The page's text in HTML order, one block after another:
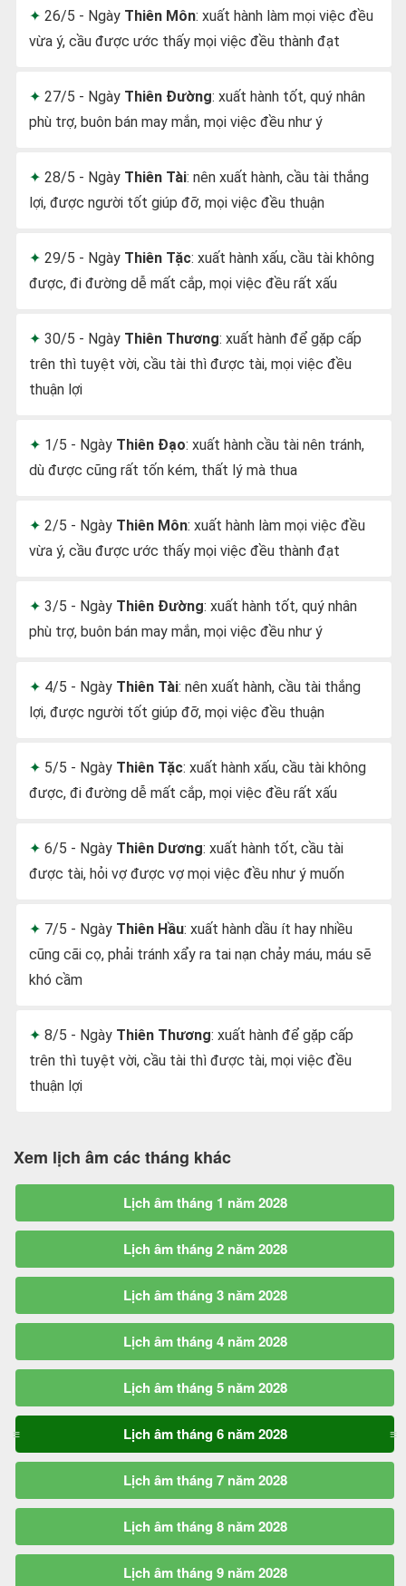
26/5 - Ngày Thiên Môn: xuất hành làm mọi việc đều
vừa ý, cầu được ước thấy mọi việc đều thành đạt
27/5 - Ngày Thiên Đường: xuất hành tốt, quý nhân
phù trợ, buôn bán may mắn, mọi việc đều như ý
28/5 - Ngày Thiên Tài: nên xuất hành, cầu tài thắng
lợi, được người tốt giúp đỡ, mọi việc đều thuận
29/5 - Ngày Thiên Tặc: xuất hành xấu, cầu tài không
được, đi đường dễ mất cắp, mọi việc đều rất xấu
30/5 - Ngày Thiên Thương: xuất hành để gặp cấp
trên thì tuyệt vời, cầu tài thì được tài, mọi việc đều
thuận lợi
1/5 - Ngày Thiên Đạo: xuất hành cầu tài nên tránh,
dù được cũng rất tốn kém, thất lý mà thua
2/5 - Ngày Thiên Môn: xuất hành làm mọi việc đều
vừa ý, cầu được ước thấy mọi việc đều thành đạt
3/5 - Ngày Thiên Đường: xuất hành tốt, quý nhân
phù trợ, buôn bán may mắn, mọi việc đều như ý
4/5 - Ngày Thiên Tài: nên xuất hành, cầu tài thắng
lợi, được người tốt giúp đỡ, mọi việc đều thuận
5/5 - Ngày Thiên Tặc: xuất hành xấu, cầu tài không
được, đi đường dễ mất cắp, mọi việc đều rất xấu
6/5 - Ngày Thiên Dương: xuất hành tốt, cầu tài
được tài, hỏi vợ được vợ mọi việc đều như ý muốn
7/5 - Ngày Thiên Hầu: xuất hành dầu ít hay nhiều
cũng cãi cọ, phải tránh xẩy ra tai nạn chảy máu, máu sẽ
khó cầm
8/5 - Ngày Thiên Thương: xuất hành để gặp cấp
trên thì tuyệt vời, cầu tài thì được tài, mọi việc đều
thuận lợi
Xem lịch âm các tháng khác
Lịch âm tháng 1 năm 2028
Lịch âm tháng 2 năm 2028
Lịch âm tháng 3 năm 2028
Lịch âm tháng 4 năm 2028
Lịch âm tháng 5 năm 2028
Lịch âm tháng 6 năm 2028
Lịch âm tháng 7 năm 2028
Lịch âm tháng 8 năm 2028
Lịch âm tháng 9 năm 2028